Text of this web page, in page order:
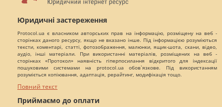
Юридичні застереження
Protocol.ua є власником авторських прав на інформацію, розміщену на веб -
сторінках даного ресурсу, якщо не вказано інше. Під інформацією розуміються
тексти, коментарі, статті, фотозображення, малюнки, ящик-шота, скани, відео,
аудіо, інші матеріали. При використанні матеріалів, розміщених на веб -
сторінках «Протокол» наявність гіперпосилання відкритого для індексації
пошуковими системами на protocol.ua обов`язкове. Під використанням
розуміється копіювання, адаптація, рерайтинг, модифікація тощо.
Повний текст
Приймаємо до оплати